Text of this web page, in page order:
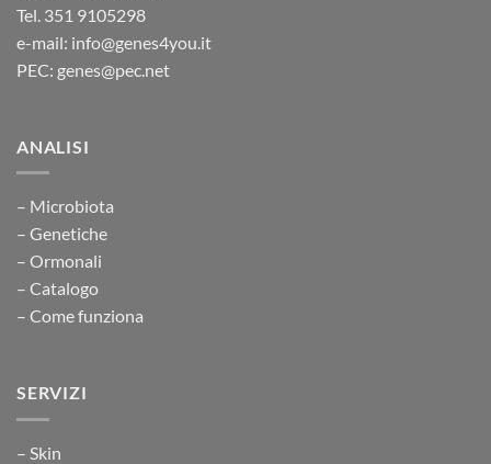
Tel. 351 9105298
e-mail: info@genes4you.it
PEC: genes@pec.net
ANALISI
– Microbiota
– Genetiche
– Ormonali
– Catalogo
– Come funziona
SERVIZI
– Skin